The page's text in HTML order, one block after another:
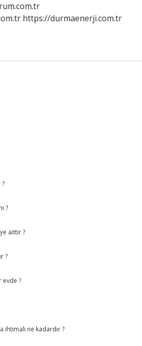
https://durmaenerji.com.tr
?
?
aittir ?
?
evde ?
ihtimali ne kadardır ?